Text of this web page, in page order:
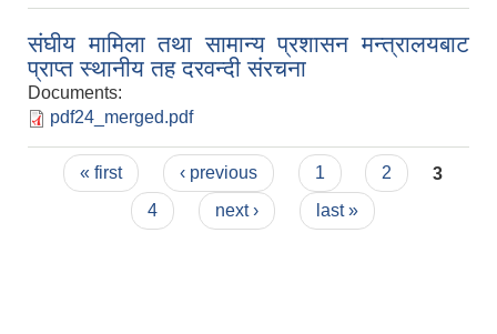
संघीय मामिला तथा सामान्य प्रशासन मन्त्रालयबाट
प्राप्त स्थानीय तह दरवन्दी संरचना
Documents:
pdf24_merged.pdf
Pages
« first ‹ previous 1 2
3
4
next › last »